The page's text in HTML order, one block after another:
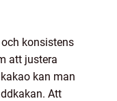
konsistens
att justera
kan man
Att